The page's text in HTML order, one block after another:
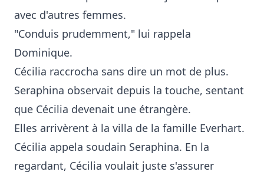
avec d'autres femmes.
"Conduis prudemment," lui rappela
Dominique.
Cécilia raccrocha sans dire un mot de plus.
Seraphina observait depuis la touche, sentant
que Cécilia devenait une étrangère.
Elles arrivèrent à la villa de la famille Everhart.
Cécilia appela soudain Seraphina. En la
regardant, Cécilia voulait juste s'assurer